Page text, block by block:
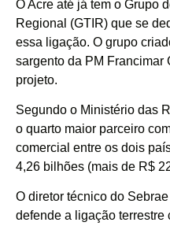
O Acre até já tem o Grupo
Regional (GTIR) que se
essa ligação. O grupo
sargento da PM Francimar
projeto.
Segundo o Ministério das
o quarto maior parceiro
comercial entre os dois
4,26 bilhões (mais de R$
O diretor técnico do
defende a ligação terrestre